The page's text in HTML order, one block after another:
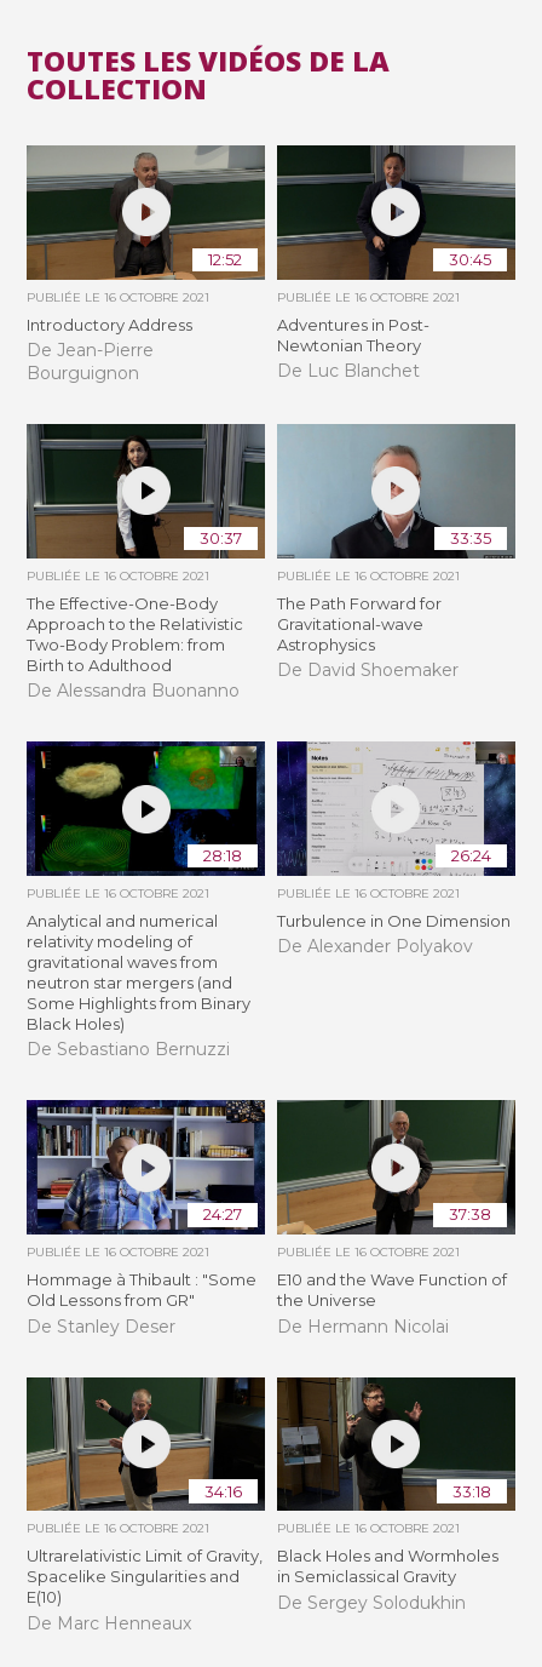
TOUTES LES VIDÉOS DE LA
COLLECTION
12:52
PUBLIÉE LE16 OCTOBRE 2021
Introductory Address
De Jean-Pierre
Bourguignon
30:45
PUBLIÉE LE 16 OCTOBRE 2021
Adventures in Post-
Newtonian Theory
De Luc Blanchet
30:37
PUBLIÉE LE16 OCTOBRE 2021
The Effective-One-Body
Approach to the Relativistic
Two-Body Problem: from
Birth to Adulthood
De Alessandra Buonanno
33:35
PUBLIÉE LE 16 OCTOBRE 2021
The Path Forward for
Gravitational-wave
Astrophysics
De David Shoemaker
28:18
PUBLIÉE LE16 OCTOBRE 2021
Analytical and numerical
relativity modeling of
gravitational waves from
neutron star mergers (and
Some Highlights from Binary
Black Holes)
De Sebastiano Bernuzzi
26:24
PUBLIÉE LE 16 OCTOBRE 2021
Turbulence in One Dimension
De Alexander Polyakov
24:27
PUBLIÉE LE16 OCTOBRE 2021
Hommage à Thibault : "Some
Old Lessons from GR"
De Stanley Deser
37:38
PUBLIÉE LE 16 OCTOBRE 2021
E10 and the Wave Function of
the Universe
De Hermann Nicolai
34:16
PUBLIÉE LE16 OCTOBRE 2021
Ultrarelativistic Limit of Gravity,
Spacelike Singularities and
E(10)
De Marc Henneaux
33:18
PUBLIÉE LE 16 OCTOBRE 2021
Black Holes and Wormholes
in Semiclassical Gravity
De Sergey Solodukhin